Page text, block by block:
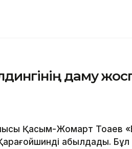
даму
Қасым-Жомарт Тоқаев
қабылдады.